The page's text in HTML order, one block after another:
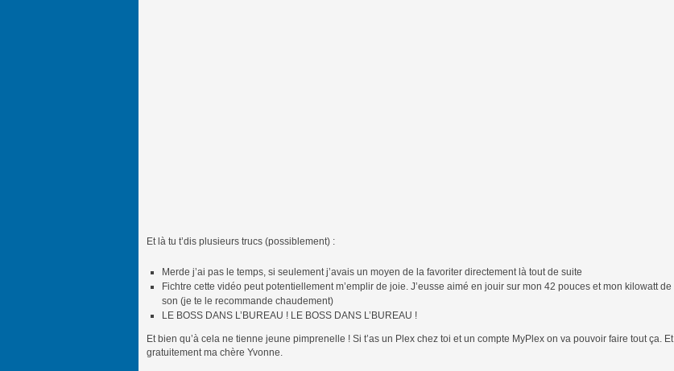
Et là tu t’dis plusieurs trucs (possiblement) :
Merde j’ai pas le temps, si seulement j’avais un moyen de la favoriter directement là tout de suite
Fichtre cette vidéo peut potentiellement m’emplir de joie. J’eusse aimé en jouir sur mon 42 pouces et mon kilowatt de
son (je te le recommande chaudement)
LE BOSS DANS L’BUREAU ! LE BOSS DANS L’BUREAU !
Et bien qu’à cela ne tienne jeune pimprenelle ! Si t’as un Plex chez toi et un compte MyPlex on va pouvoir faire tout ça. Et
gratuitement ma chère Yvonne.